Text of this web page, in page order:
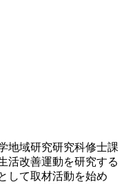
地域研究研究科修士課
活改善運動を研究する
して取材活動を始め